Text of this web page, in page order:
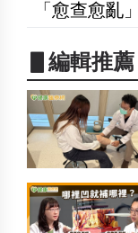
「愈查愈
▋編輯推薦